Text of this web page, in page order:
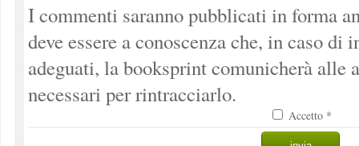
I commenti saranno pubblicati in forma
deve essere a conoscenza che, in caso
adeguati, la booksprint comunicherà alle
necessari per rintracciarlo.
Accetto *